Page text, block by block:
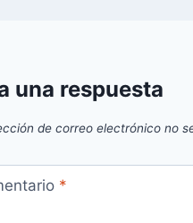
una respuesta
de correo electrónico no
*